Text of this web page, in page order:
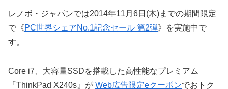
レノボ・ジャパンでは2014年11月6日(木)までの期間限定
で《PC世界シェアNo.1記念セール 第2弾》を実施中で
す。
Core i7、大容量SSDを搭載した高性能なプレミアム
『ThinkPad X240s』が Web広告限定eクーポンでおトク